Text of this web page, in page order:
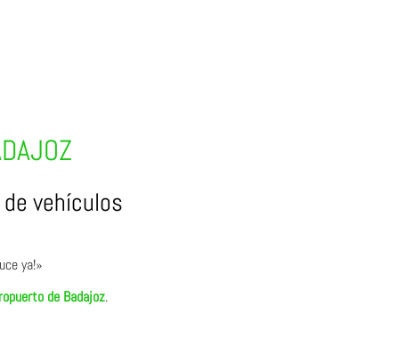
vehículos
ya!»
de Badajoz.